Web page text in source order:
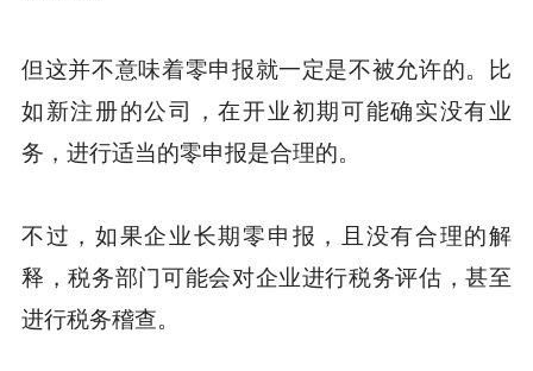
但这并不意味着零申报就一定是不被允许的。比
如新注册的公司，在开业初期可能确实没有业
务，进行适当的零申报是合理的。
不过，如果企业长期零申报，且没有合理的解
释，税务部门可能会对企业进行税务评估，甚至
进行税务稽查。